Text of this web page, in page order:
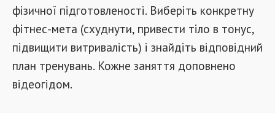
фізичної підготовленості. Виберіть конкретну
фітнес-мета (схуднути, привести тіло в тонус,
підвищити витривалість) і знайдіть відповідний
план тренувань. Кожне заняття доповнено
відеогідом.